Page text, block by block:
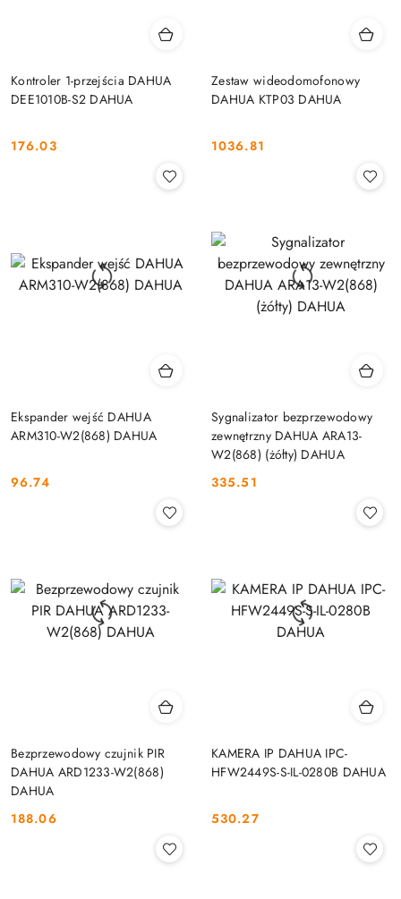
Kontroler 1-przejścia DAHUA
DEE1010B-S2 DAHUA
Cena:
176.03
Zestaw wideodomofonowy
DAHUA KTP03 DAHUA
Cena:
1036.81
Ekspander wejść DAHUA
ARM310-W2(868) DAHUA
Cena:
96.74
Sygnalizator bezprzewodowy
zewnętrzny DAHUA ARA13-
W2(868) (żółty) DAHUA
Cena:
335.51
Bezprzewodowy czujnik PIR
DAHUA ARD1233-W2(868)
DAHUA
Cena:
188.06
KAMERA IP DAHUA IPC-
HFW2449S-S-IL-0280B DAHUA
Cena:
530.27